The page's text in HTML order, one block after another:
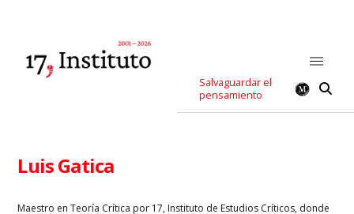
Salvaguardar el
pensamiento
Luis Gatica
Maestro en Teoría Crítica por 17, Instituto de Estudios Críticos, donde